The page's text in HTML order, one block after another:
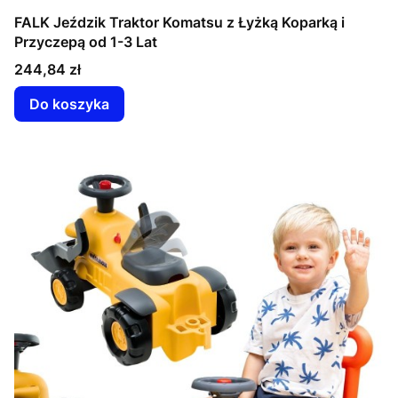
FALK Jeździk Traktor Komatsu z Łyżką Koparką i
Przyczepą od 1-3 Lat
Cena
244,84 zł
Do koszyka